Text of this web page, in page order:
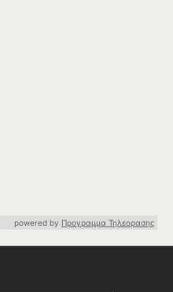
powered by Προγραμμα Τηλεορασης